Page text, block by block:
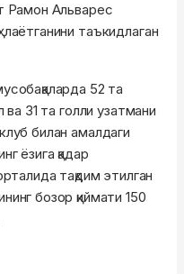
Рамон Альварес
таъкидлаган
52 та
31 та голли узатмани
билан амалдаги
ёзига қадар
тақдим этилган
бозор қиймати 150